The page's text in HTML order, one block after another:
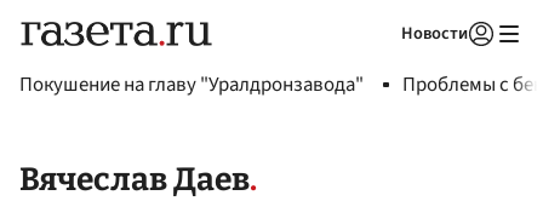
Новости
Покушение на главу "Уралдронзавода" Проблемы с
Вячеслав Даев